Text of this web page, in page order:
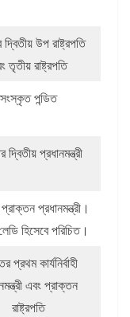
উপ রাষ্ট্রপতি
তৃতীয় রাষ্ট্রপতি
সংস্কৃত পন্ডিত
দ্বিতীয় প্রধানমন্ত্রী
প্রধানমন্ত্রী।
হিসেবে পরিচিত।
প্রথম কার্যনির্বাহী
এবং প্রাক্তন
রাষ্ট্রপতি